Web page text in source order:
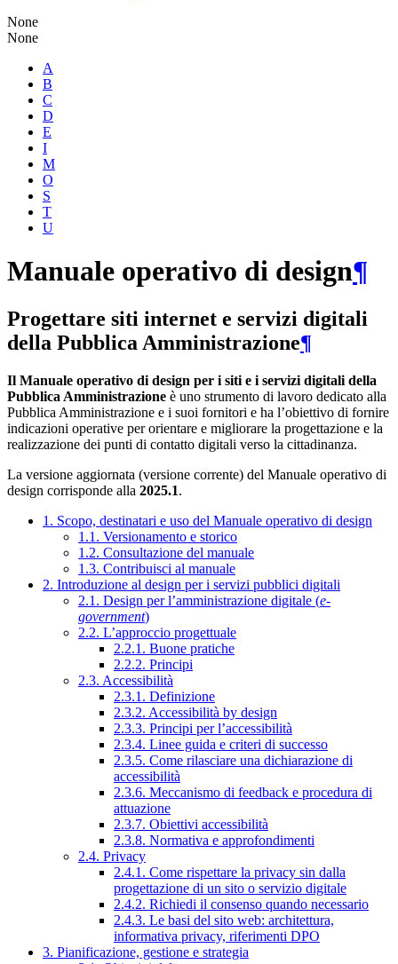
None
None
A
B
C
D
E
I
M
O
S
T
U
Manuale operativo di design¶
Progettare siti internet e servizi digitali
della Pubblica Amministrazione¶
Il Manuale operativo di design per i siti e i servizi digitali della
Pubblica Amministrazione è uno strumento di lavoro dedicato alla
Pubblica Amministrazione e i suoi fornitori e ha l’obiettivo di fornire
indicazioni operative per orientare e migliorare la progettazione e la
realizzazione dei punti di contatto digitali verso la cittadinanza.
La versione aggiornata (versione corrente) del Manuale operativo di
design corrisponde alla 2025.1.
1. Scopo, destinatari e uso del Manuale operativo di design
1.1. Versionamento e storico
1.2. Consultazione del manuale
1.3. Contribuisci al manuale
2. Introduzione al design per i servizi pubblici digitali
2.1. Design per l’amministrazione digitale (e-
government)
2.2. L’approccio progettuale
2.2.1. Buone pratiche
2.2.2. Principi
2.3. Accessibilità
2.3.1. Definizione
2.3.2. Accessibilità by design
2.3.3. Principi per l’accessibilità
2.3.4. Linee guida e criteri di successo
2.3.5. Come rilasciare una dichiarazione di
accessibilità
2.3.6. Meccanismo di feedback e procedura di
attuazione
2.3.7. Obiettivi accessibilità
2.3.8. Normativa e approfondimenti
2.4. Privacy
2.4.1. Come rispettare la privacy sin dalla
progettazione di un sito o servizio digitale
2.4.2. Richiedi il consenso quando necessario
2.4.3. Le basi del sito web: architettura,
informativa privacy, riferimenti DPO
3. Pianificazione, gestione e strategia